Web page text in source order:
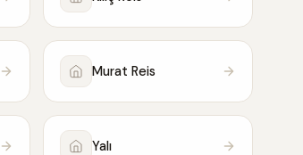
Murat Reis
Yalı